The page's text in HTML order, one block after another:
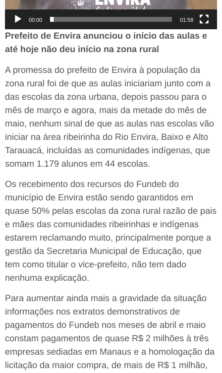
00:00 01:58
Prefeito de Envira anunciou o início das aulas e
até hoje não deu início na zona rural
A promessa do prefeito de Envira à população da
zona rural foi de que as aulas iniciariam junto com a
das escolas da zona urbana, depois passou para o
mês de março e agora, mais da metade do mês de
maio, nenhum sinal de que as aulas nas escolas vão
iniciar na área ribeirinha do Rio Envira, Baixo e Alto
Tarauacá, incluídas as comunidades indígenas, que
somam 1.179 alunos em 44 escolas.
Os recebimento dos recursos do Fundeb do
município de Envira estão sendo garantidos em
quase 50% pelas escolas da zona rural razão de pais
e mães das comunidades ribeirinhas e indígenas
estarem reclamando muito, principalmente porque a
gestão da Secretaria Municipal de Educação, que
tem como titular o vice-prefeito, não tem dado
nenhuma explicação.
Para aumentar ainda mais a gravidade da situação
informações nos extratos demonstrativos de
pagamentos do Fundeb nos meses de abril e maio
constam pagamentos de quase R$ 2 milhões à três
empresas sediadas em Manaus e a homologação da
licitação da maior compra, de mais de R$ 1 milhão,